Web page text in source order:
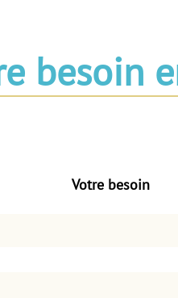
besoin
Votre besoin